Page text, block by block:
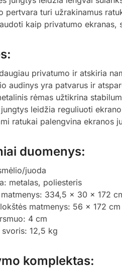
pertvara turi užrakinamus
kaip privatumo
privatumo ir atskiria
audinys yra patvarus ir
rėmas užtikrina
leidžia reguliuoti
ratukai palengvina ekranos
duomenys:
juoda
metalas, poliesteris
matmenys: 334,5 x 30 x 172
matmenys: 56 x 172
4 cm
svoris: 12,5 kg
komplektas: